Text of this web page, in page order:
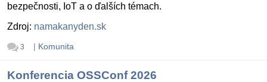
bezpečnosti, IoT a o ďalších témach.
Zdroj: namakanyden.sk
3 | Komunita
Konferencia OSSConf 2026